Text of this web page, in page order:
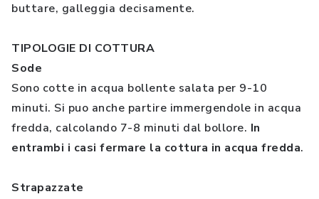
buttare, galleggia decisamente.
TIPOLOGIE DI COTTURA
Sode
Sono cotte in acqua bollente salata per 9-10
minuti. Si puo anche partire immergendole in acqua
fredda, calcolando 7-8 minuti dal bollore. In
entrambi i casi fermare la cottura in acqua fredda.
Strapazzate